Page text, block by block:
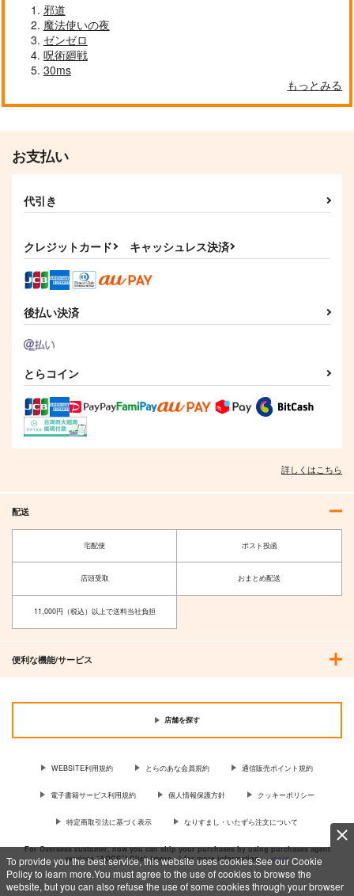
To provide you the best service, this website uses cookies.See our Cookie
Policy to learn more.You must agree to the use of cookies to browse the
website, but you can also refuse the use of some cookies through your browser
作品詳細
夜明食堂
787円
サンプル
富士原屋
660円
1,100
Lun Lun Roo
1,572円（税込）
HAZBIN HOTEL
オールキャラ
カート
あまどや
704円（税込）
カート
好き鯖たちに女装させ
ただけ
Lun Lun Roo
専売
カート
転光石を全力投球
東京放課後サモナーズ
主４
オールキャラ
邪道
魔法使いの夜
ゼンゼロ
呪術廻戦
30ms
もっとみる
お支払い
代引き
クレジットカード キャッシュレス決済
後払い決済
とらコイン
詳しくはこちら
配送
宅配便 ポスト投函
店頭受取 おまとめ配送
11,000円（税込）以上で送料当社負担
便利な機能/サービス
店舗を探す
WEBSITE利用規約 とらのあな会員規約 通信販売ポイント規約
電子書籍サービス利用規約 個人情報保護方針 クッキーポリシー
特定商取引法に基づく表示 なりすまし・いたずら注文について
For Overseas customer, now you can ship your purchases by using purchases agent
services “AOCS”! Click {more…} for more information …more